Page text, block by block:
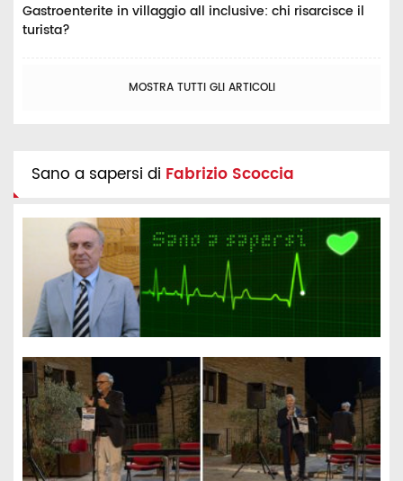
Gastroenterite in villaggio all inclusive: chi risarcisce il
turista?
MOSTRA TUTTI GLI ARTICOLI
Sano a sapersi di Fabrizio Scoccia